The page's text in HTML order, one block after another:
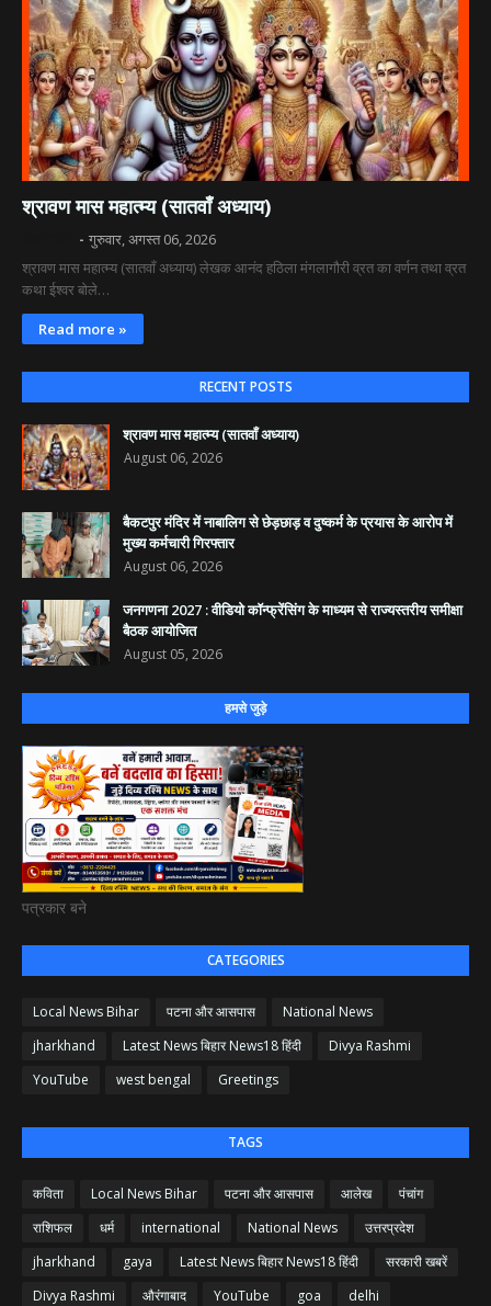
श्रावण मास महात्म्य (सातवाँ अध्याय)
गुरुवार, अगस्त 06, 2026
श्रावण मास महात्म्य (सातवाँ अध्याय) लेखक आनंद हठिला मंगलागौरी व्रत का वर्णन तथा व्रत
कथा ईश्वर बोले…
Read more »
RECENT POSTS
श्रावण मास महात्म्य (सातवाँ अध्याय)
August 06, 2026
बैकटपुर मंदिर में नाबालिग से छेड़छाड़ व दुष्कर्म के प्रयास के आरोप में
मुख्य कर्मचारी गिरफ्तार
August 06, 2026
जनगणना 2027 : वीडियो कॉन्फ्रेंसिंग के माध्यम से राज्यस्तरीय समीक्षा
बैठक आयोजित
August 05, 2026
हमसे जुड़े
पत्रकार बने
CATEGORIES
Local News Bihar पटना और आसपास
National News
jharkhand
Latest News बिहार News18 हिंदी
Divya Rashmi
YouTube
west bengal Greetings
TAGS
कविता Local News Bihar पटना और आसपास आलेख
पंचांग
राशिफल
धर्म international National News
उत्तरप्रदेश
jharkhand
gaya Latest News बिहार News18 हिंदी
सरकारी खबरें
Divya Rashmi
औरंगाबाद YouTube goa
delhi